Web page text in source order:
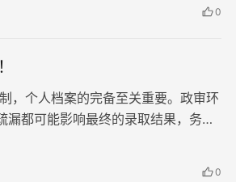
0
，个人档案的完备至关重要。政审环
都可能影响最终的录取结果，务必
0